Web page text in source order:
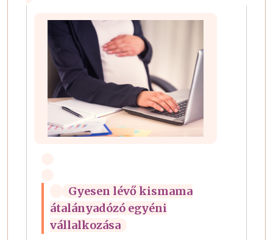
Gyesen lévő kismama
átalányadózó egyéni
vállalkozása